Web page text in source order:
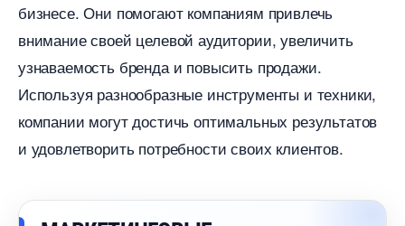
изнесе. Они помогают компаниям привлечь
нимание своей целевой аудитории, увеличить
узнаваемость бренда и повысить продажи.
Используя разнообразные инструменты и техники,
компании могут достичь оптимальных результато
и удовлетворить потребности своих клиентов.